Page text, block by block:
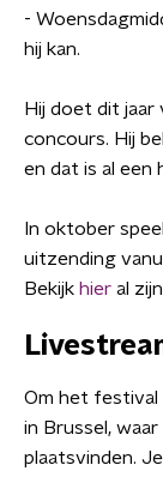
-
hij kan.
Hij doet dit
concours. Hij
en dat is al een
In oktober
uitzending
Bekijk hier al
Om het festival
in Brussel,
plaatsvinden.